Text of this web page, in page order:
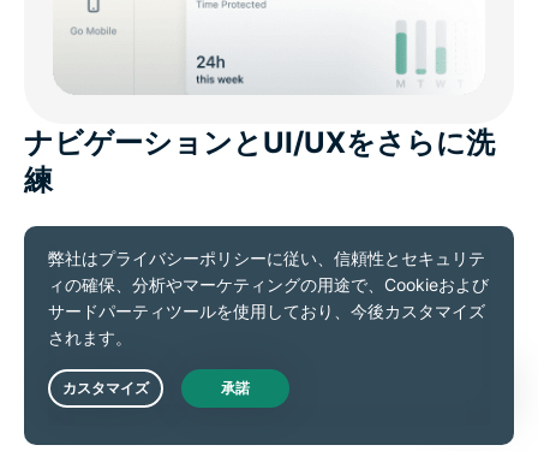
ナビゲーションとUI/UXをさらに洗
練
Settings、Help、Add-ons、Profileへ素早くアクセス
できる右側スライドインパネル
より滑らかで自然なアニメーション
環境に応じて最適化されるスクロール挙動
見やすさを高めた余白設計とレイアウト